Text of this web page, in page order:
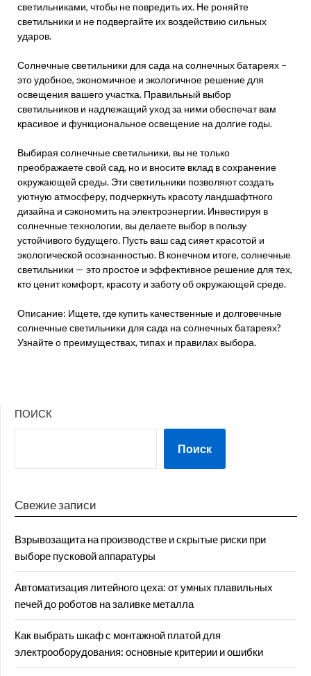
светильниками, чтобы не повредить их. Не роняйте
светильники и не подвергайте их воздействию сильных
ударов.
Солнечные светильники для сада на солнечных батареях –
это удобное, экономичное и экологичное решение для
освещения вашего участка. Правильный выбор
светильников и надлежащий уход за ними обеспечат вам
красивое и функциональное освещение на долгие годы.
Выбирая солнечные светильники, вы не только
преображаете свой сад, но и вносите вклад в сохранение
окружающей среды. Эти светильники позволяют создать
уютную атмосферу, подчеркнуть красоту ландшафтного
дизайна и сэкономить на электроэнергии. Инвестируя в
солнечные технологии, вы делаете выбор в пользу
устойчивого будущего. Пусть ваш сад сияет красотой и
экологической осознанностью. В конечном итоге, солнечные
светильники — это простое и эффективное решение для тех,
кто ценит комфорт, красоту и заботу об окружающей среде.
Описание: Ищете, где купить качественные и долговечные
солнечные светильники для сада на солнечных батареях?
Узнайте о преимуществах, типах и правилах выбора.
ПОИСК
Поиск
Свежие записи
Взрывозащита на производстве и скрытые риски при
выборе пусковой аппаратуры
Автоматизация литейного цеха: от умных плавильных
печей до роботов на заливке металла
Как выбрать шкаф с монтажной платой для
электрооборудования: основные критерии и ошибки